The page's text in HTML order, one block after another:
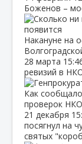
Боженов –
Накануне на
28 марта
ревизий в
Как
проверок
21 декабря
посягнул на
святых